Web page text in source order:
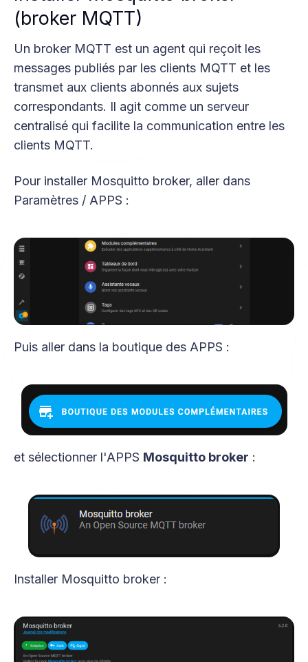
(broker MQTT)
Un broker MQTT est un agent qui reçoit les
messages publiés par les clients MQTT et les
transmet aux clients abonnés aux sujets
correspondants. Il agit comme un serveur
centralisé qui facilite la communication entre les
clients MQTT.
Pour installer Mosquitto broker, aller dans
Paramètres / APPS :
Puis aller dans la boutique des APPS :
et sélectionner l'APPS Mosquitto broker :
Installer Mosquitto broker :